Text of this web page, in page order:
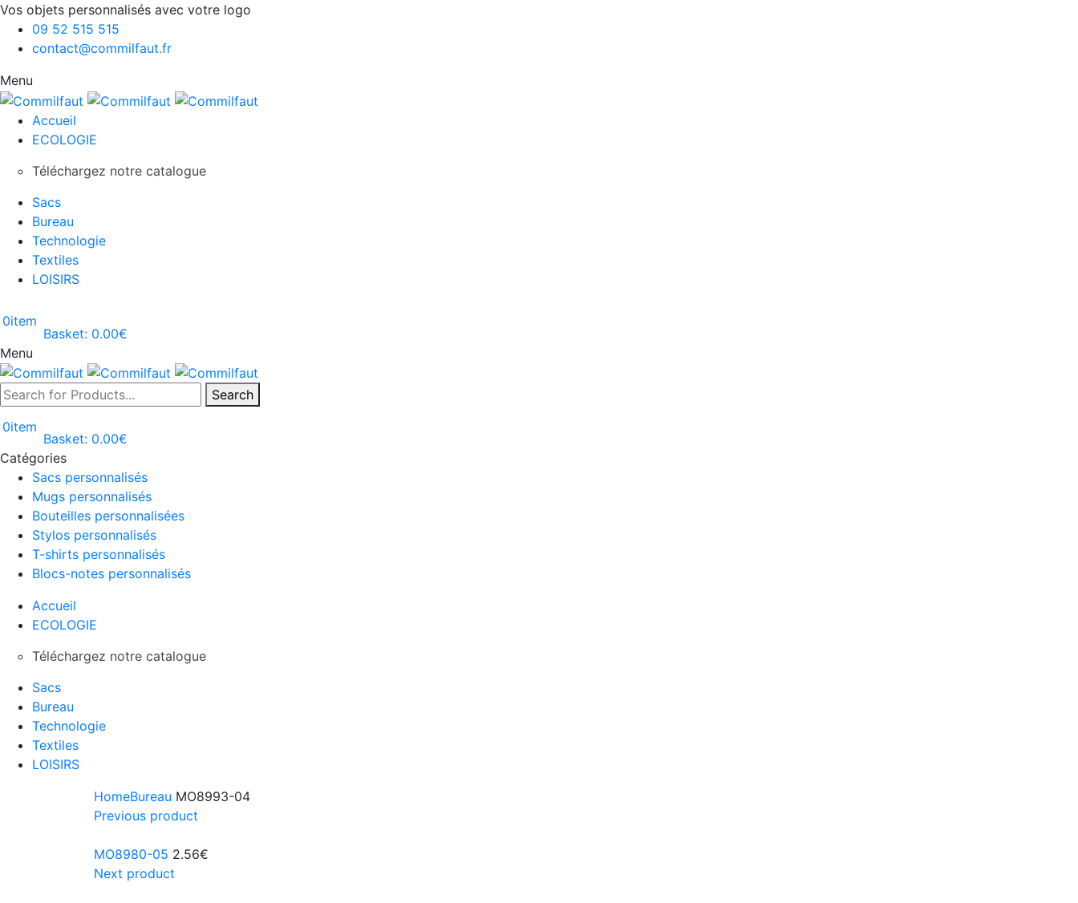
Vos objets personnalisés avec votre logo
09 52 515 515
contact@commilfaut.fr
Menu
Accueil
ECOLOGIE
Téléchargez notre catalogue
Sacs
Bureau
Technologie
Textiles
LOISIRS
0item
Basket: 0.00€
Menu
Search
0item
Basket: 0.00€
Catégories
Sacs personnalisés
Mugs personnalisés
Bouteilles personnalisées
Stylos personnalisés
T-shirts personnalisés
Blocs-notes personnalisés
Accueil
ECOLOGIE
Téléchargez notre catalogue
Sacs
Bureau
Technologie
Textiles
LOISIRS
HomeBureau MO8993-04
Previous product
MO8980-05 2.56€
Next product